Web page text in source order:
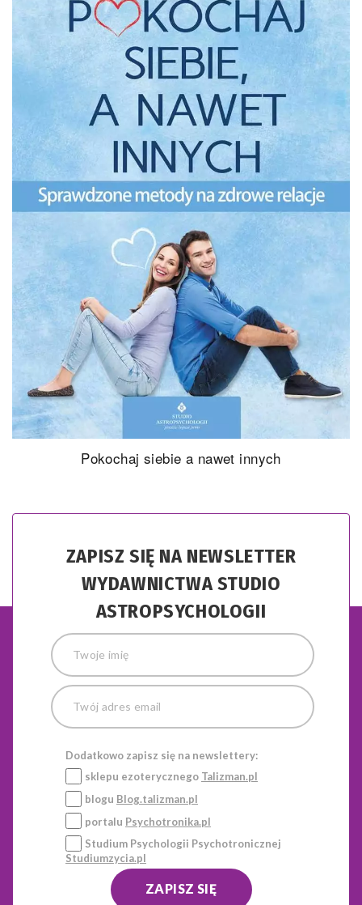
Pokochaj siebie a nawet innych
ZAPISZ SIĘ NA NEWSLETTER
WYDAWNICTWA STUDIO
ASTROPSYCHOLOGII
Dodatkowo zapisz się na newslettery:
sklepu ezoterycznego Talizman.pl
blogu Blog.talizman.pl
portalu Psychotronika.pl
Studium Psychologii Psychotronicznej
Studiumzycia.pl
ZAPISZ SIĘ